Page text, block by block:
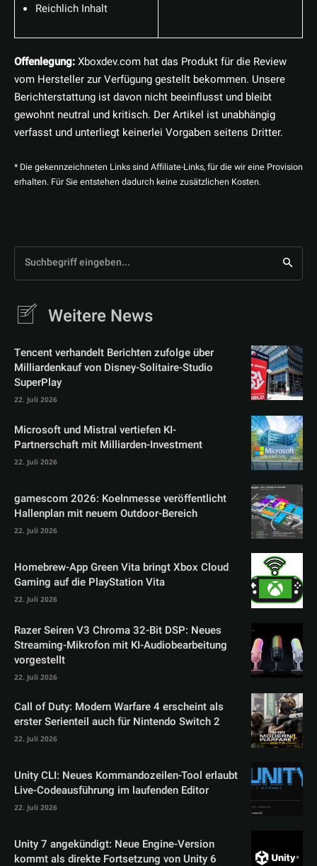
Reichlich Inhalt
Offenlegung:Xboxdev.com hat das Produkt für die Review
vom Hersteller zur Verfügung gestellt bekommen. Unsere
Berichterstattung ist davon nicht beeinflusst und bleibt
gewohnt neutral und kritisch. Der Artikel ist unabhängig
verfasst und unterliegt keinerlei Vorgaben seitens Dritter.
* Die gekennzeichneten Links sind Affiliate-Links, für die wir eine Provision
erhalten. Für Sie entstehen dadurch keine zusätzlichen Kosten.
Suchbegriff eingeben...
Weitere News
Tencent verhandelt Berichten zufolge über
Milliardenkauf von Disney-Solitaire-Studio
SuperPlay
22. Juli 2026
Microsoft und Mistral vertiefen KI-
Partnerschaft mit Milliarden-Investment
22. Juli 2026
gamescom 2026: Koelnmesse veröffentlicht
Hallenplan mit neuem Outdoor-Bereich
22. Juli 2026
Homebrew-App Green Vita bringt Xbox Cloud
Gaming auf die PlayStation Vita
22. Juli 2026
Razer Seiren V3 Chroma 32-Bit DSP: Neues
Streaming-Mikrofon mit KI-Audiobearbeitung
vorgestellt
22. Juli 2026
Call of Duty: Modern Warfare 4 erscheint als
erster Serienteil auch für Nintendo Switch 2
22. Juli 2026
Unity CLI: Neues Kommandozeilen-Tool erlaubt
Live-Codeausführung im laufenden Editor
22. Juli 2026
Unity 7 angekündigt: Neue Engine-Version
kommt als direkte Fortsetzung von Unity 6